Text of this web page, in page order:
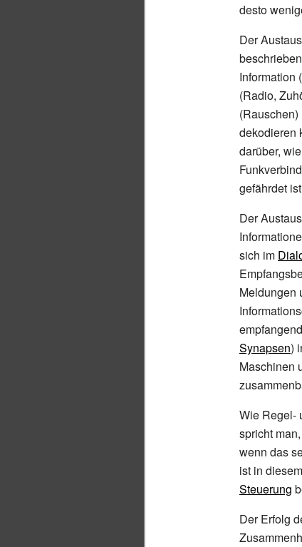
desto
Der
Information
(Radio,
dekodieren
darüber,
gefährdet
Der
sich im
Meldungen
Synapsen)
Maschinen
Wie Regel-
spricht
wenn das
ist in
Steuerung
Der Erfolg